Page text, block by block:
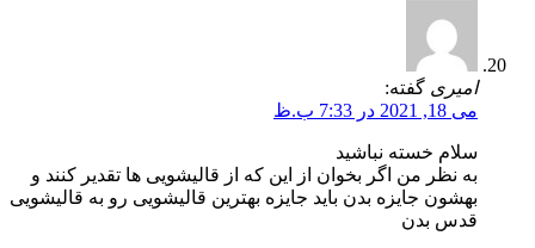
امیری گفته:
می 18, 2021 در 7:33 ب.ظ
سلام خسته نباشید
به نظر من اگر بخوان از این که از قالیشویی ها تقدیر کنند و
بهشون جایزه بدن باید جایزه بهترین قالیشویی رو به قالیشویی
قدس بدن